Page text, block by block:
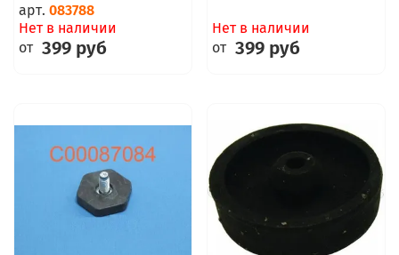
арт. 083788
Нет в наличии
от 399 руб
Нет в наличии
от 399 руб